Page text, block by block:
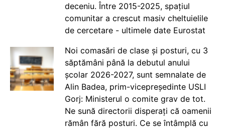
deceniu. Între 2015-2025, spațiul
comunitar a crescut masiv cheltuielile
de cercetare - ultimele date Eurostat
Noi comasări de clase și posturi, cu 3
săptămâni până la debutul anului
școlar 2026-2027, sunt semnalate de
Alin Badea, prim-vicepreședinte USLI
Gorj: Ministerul o comite grav de tot.
Ne sună directorii disperați că oamenii
rămân fără posturi. Ce se întâmplă cu